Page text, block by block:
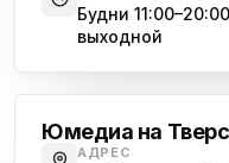
Будни
выходной
Юмедиа на
АДРЕС